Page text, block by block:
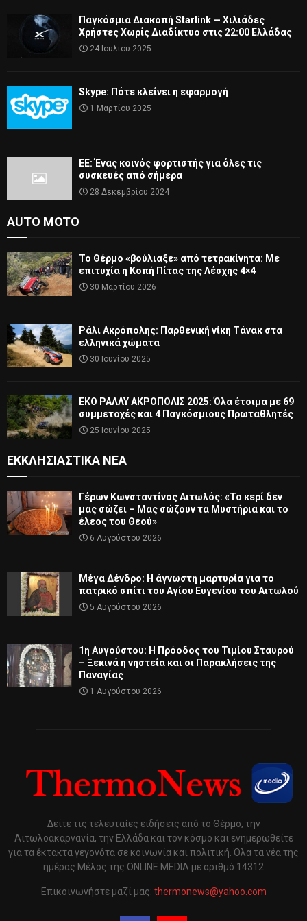
Παγκόσμια Διακοπή Starlink — Χιλιάδες
Χρήστες Χωρίς Διαδίκτυο στις 22:00 Ελλάδας
24 Ιουλίου 2025
Skype: Πότε κλείνει η εφαρμογή
1 Μαρτίου 2025
ΕΕ: Ένας κοινός φορτιστής για όλες τις
συσκευές από σήμερα
28 Δεκεμβρίου 2024
AUTO MOTO
Το Θέρμο «βούλιαξε» από τετρακίνητα: Με
επιτυχία η Κοπή Πίτας της Λέσχης 4×4
30 Μαρτίου 2026
Ράλι Ακρόπολης: Παρθενική νίκη Τάνακ στα
ελληνικά χώματα
30 Ιουνίου 2025
ΕΚΟ ΡΑΛΛΥ ΑΚΡΟΠΟΛΙΣ 2025: Όλα έτοιμα με 69
συμμετοχές και 4 Παγκόσμιους Πρωταθλητές
25 Ιουνίου 2025
ΕΚΚΛΗΣΙΑΣΤΙΚΆ ΝΈΑ
Γέρων Κωνσταντίνος Αιτωλός: «Το κερί δεν
μας σώζει – Μας σώζουν τα Μυστήρια και το
έλεος του Θεού»
6 Αυγούστου 2026
Μέγα Δένδρο: Η άγνωστη μαρτυρία για το
πατρικό σπίτι του Αγίου Ευγενίου του Αιτωλού
5 Αυγούστου 2026
1η Αυγούστου: Η Πρόοδος του Τιμίου Σταυρού
– Ξεκινά η νηστεία και οι Παρακλήσεις της
Παναγίας
1 Αυγούστου 2026
Δείτε τις τελευταίες ειδήσεις από το Θέρμο, την
Αιτωλοακαρνανία, την Ελλάδα και τον κόσμο και ενημερωθείτε
για τα έκτακτα γεγονότα σε κοινωνία και πολιτική. Όλα τα νέα της
ημέρας Μέλος της ONLINE MEDIA με αριθμό 14312
Επικοινωνήστε μαζί μας: thermonews@yahoo.com